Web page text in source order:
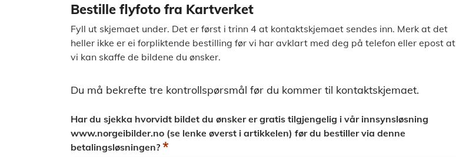
Bestille flyfoto fra Kartverket
Fyll ut skjemaet under. Det er først i trinn 4 at kontaktskjemaet sendes inn. Merk at det
heller ikke er ei forpliktende bestilling før vi har avklart med deg på telefon eller epost at
vi kan skaffe de bildene du ønsker.
Du må bekrefte tre kontrollspørsmål før du kommer til kontaktskjemaet.
Har du sjekka hvorvidt bildet du ønsker er gratis tilgjengelig i vår innsynsløsning
www.norgeibilder.no (se lenke øverst i artikkelen) før du bestiller via denne
betalingsløsningen? *